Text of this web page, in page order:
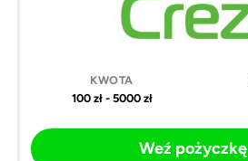
100 zł - 5000 zł
Weź pożyczkę